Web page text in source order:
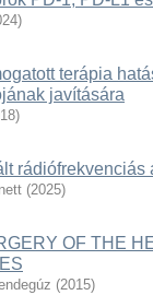
)
terápia
javítására
)
(2025)
OF THE
(2015)